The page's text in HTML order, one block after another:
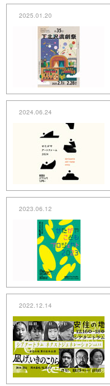
2025.01.20
2024.06.24
2023.06.12
2022.12.14